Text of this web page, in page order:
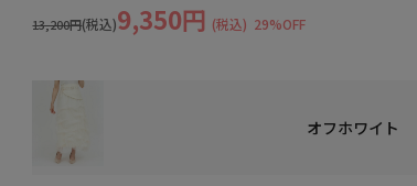
13,200円(税込)9,350円 (税込) 29%OFF
オフホワイト